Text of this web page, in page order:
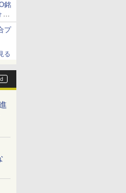
銘
ー
プ
る